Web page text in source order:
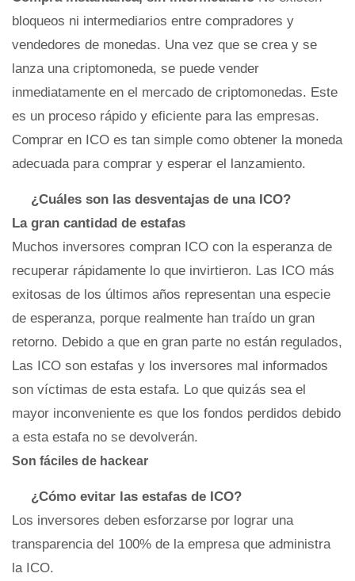
bloqueos ni intermediarios entre compradores y
vendedores de monedas. Una vez que se crea y se
lanza una criptomoneda, se puede vender
inmediatamente en el mercado de criptomonedas. Este
es un proceso rápido y eficiente para las empresas.
Comprar en ICO es tan simple como obtener la moneda
adecuada para comprar y esperar el lanzamiento.
¿Cuáles son las desventajas de una ICO?
La gran cantidad de estafas
Muchos inversores compran ICO con la esperanza de
recuperar rápidamente lo que invirtieron. Las ICO más
exitosas de los últimos años representan una especie
de esperanza, porque realmente han traído un gran
retorno. Debido a que en gran parte no están regulados,
Las ICO son estafas y los inversores mal informados
son víctimas de esta estafa. Lo que quizás sea el
mayor inconveniente es que los fondos perdidos debido
a esta estafa no se devolverán.
Son fáciles de hackear
¿Cómo evitar las estafas de ICO?
Los inversores deben esforzarse por lograr una
transparencia del 100% de la empresa que administra
la ICO.